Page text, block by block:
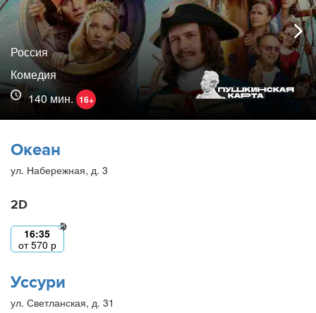
Россия
Комедия
140 мин. 16+
Океан
ул. Набережная, д. 3
2D
16:35
от570 р
Уссури
ул. Светланская, д. 31